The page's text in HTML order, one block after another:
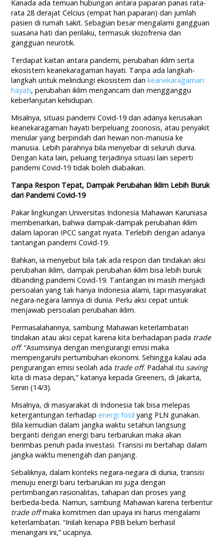
Kanada ada temuan hubungan antara paparan panas rata-
rata 28 derajat Celcius (empat hari paparan) dan jumlah
pasien di rumah sakit. Sebagian besar mengalami gangguan
suasana hati dan perilaku, termasuk skizofrenia dan
gangguan neurotik.
Terdapat kaitan antara pandemi, perubahan iklim serta
ekosistem keanekaragaman hayati. Tanpa ada langkah-
langkah untuk melindungi ekosistem dan keanekaragaman
hayati, perubahan iklim mengancam dan mengganggu
keberlanjutan kehidupan.
Misalnya, situasi pandemi Covid-19 dan adanya kerusakan
keanekaragaman hayati berpeluang zoonosis, atau penyakit
menular yang berpindah dari hewan non-manusia ke
manusia. Lebih parahnya bila menyebar di seluruh dunia.
Dengan kata lain, peluang terjadinya situasi lain seperti
pandemi Covid-19 tidak boleh diabaikan.
Tanpa Respon Tepat, Dampak Perubahan Iklim Lebih Buruk
dari Pandemi Covid-19
Pakar lingkungan Universitas Indonesia Mahawan Karuniasa
membenarkan, bahwa dampak-dampak perubahan iklim
dalam laporan IPCC sangat nyata. Terlebih dengan adanya
tantangan pandemi Covid-19.
Bahkan, ia menyebut bila tak ada respon dan tindakan aksi
perubahan iklim, dampak perubahan iklim bisa lebih buruk
dibanding pandemi Covid-19. Tantangan ini masih menjadi
persoalan yang tak hanya Indonesia alami, tapi masyarakat
negara-negara lainnya di dunia. Perlu aksi cepat untuk
menjawab persoalan perubahan iklim.
Permasalahannya, sambung Mahawan keterlambatan
tindakan atau aksi cepat karena kita berhadapan pada trade
off. “Asumsinya dengan mengurangi emisi maka
mempengaruhi pertumbuhan ekonomi. Sehingga kalau ada
pengurangan emisi seolah ada trade off. Padahal itu saving
kita di masa depan,” katanya kepada Greeners, di Jakarta,
Senin (14/3).
Misalnya, di masyarakat di Indonesia tak bisa melepas
ketergantungan terhadapenergi fosil yang PLN gunakan.
Bila kemudian dalam jangka waktu setahun langsung
berganti dengan energi baru terbarukan maka akan
berimbas penuh pada investasi. Transisi ini bertahap dalam
jangka waktu menengah dan panjang.
Sebaliknya, dalam konteks negara-negara di dunia, transisi
menuju energi baru terbarukan ini juga dengan
pertimbangan rasionalitas, tahapan dan proses yang
berbeda-beda. Namun, sambung Mahawan karena terbentur
trade offmaka komitmen dan upaya ini harus mengalami
keterlambatan. “Inilah kenapa PBB belum berhasil
menangani ini,” ucapnya.